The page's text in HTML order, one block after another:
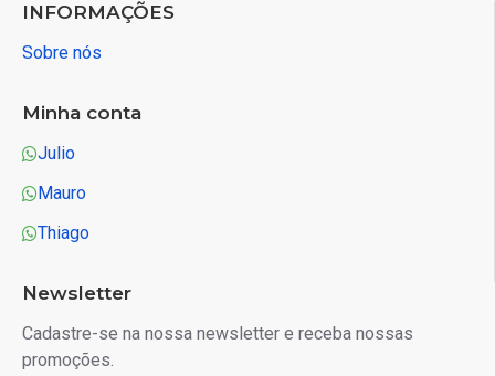
INFORMAÇÕES
Sobre nós
Minha conta
Julio
Mauro
Thiago
Newsletter
Cadastre-se na nossa newsletter e receba nossas
promoções.